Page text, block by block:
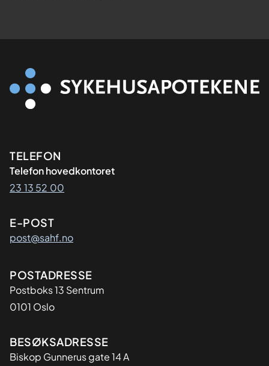
Kontaktinformasjon
TELEFON
Telefon hovedkontoret
23 13 52 00
E-POST
post@sahf.no
Adresse
POSTADRESSE
Postboks 13 Sentrum
0101 Oslo
BESØKSADRESSE
Biskop Gunnerus gate 14 A